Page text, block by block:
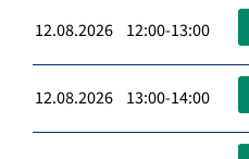
12.08.2026 12:00-13:00
12.08.2026 13:00-14:00